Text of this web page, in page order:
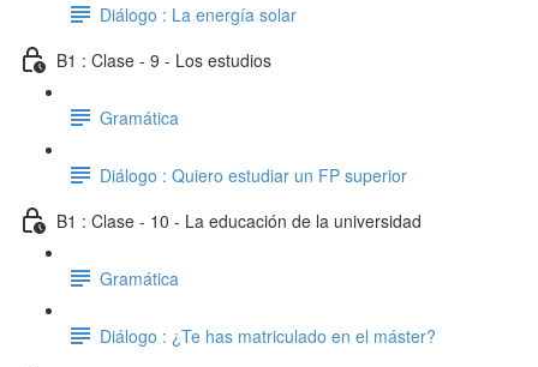
Diálogo : La energía solar
B1 : Clase - 9 - Los estudios
Gramática
Diálogo : Quiero estudiar un FP superior
B1 : Clase - 10 - La educación de la universidad
Gramática
Diálogo : ¿Te has matriculado en el máster?